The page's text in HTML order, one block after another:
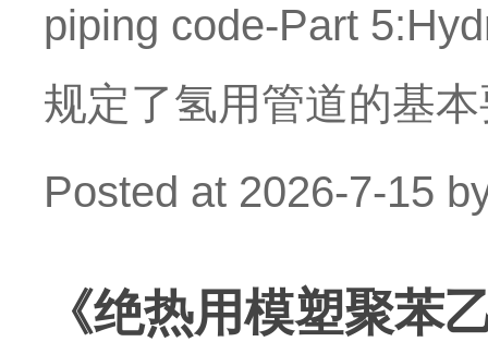
piping code-Part
规定了氢用管道的基
Posted at 2026-7-15
《绝热用模塑聚苯